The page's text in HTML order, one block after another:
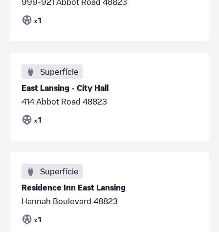
999-921 Abbot Road 48823
x 1
Superfície
East Lansing - City Hall
414 Abbot Road 48823
x 1
Superfície
Residence Inn East Lansing
Hannah Boulevard 48823
x 1